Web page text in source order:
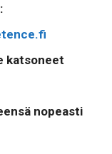
:
katsoneet
nopeasti